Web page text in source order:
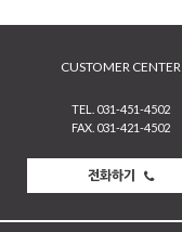
CUSTOMER CENTER
TEL. 031-451-4502
FAX. 031-421-4502
전화하기